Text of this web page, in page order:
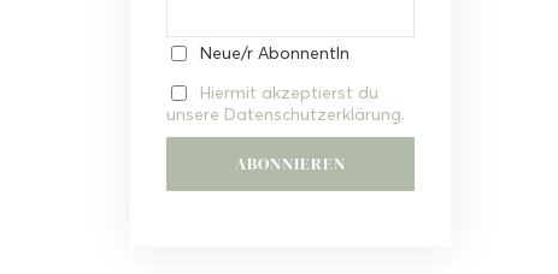
Neue/r AbonnentIn
Hiermit akzeptierst du
unsere Datenschutzerklärung.